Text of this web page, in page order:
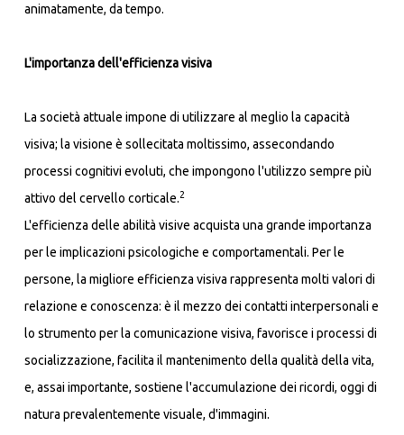
animatamente, da tempo.
L'importanza dell'efficienza visiva
La società attuale impone di utilizzare al meglio la capacità
visiva; la visione è sollecitata moltissimo, assecondando
processi cognitivi evoluti, che impongono l'utilizzo sempre più
attivo del cervello corticale.2
L'efficienza delle abilità visive acquista una grande importanza
per le implicazioni psicologiche e comportamentali. Per le
persone, la migliore efficienza visiva rappresenta molti valori di
relazione e conoscenza: è il mezzo dei contatti interpersonali e
lo strumento per la comunicazione visiva, favorisce i processi di
socializzazione, facilita il mantenimento della qualità della vita,
e, assai importante, sostiene l'accumulazione dei ricordi, oggi di
natura prevalentemente visuale, d'immagini.